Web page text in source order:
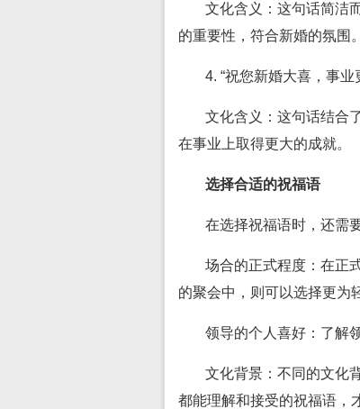
文化含义：这句话简洁
的重要性，符合新婚的氛围。
4. “祝您新婚大喜，事业
文化含义：这句话结合
在事业上取得更大的成就。
选择合适的祝福语
在选择祝福语时，还需
场合的正式程度：在正
的聚会中，则可以选择更为
领导的个人喜好：了解
文化背景：不同的文化
都能理解和接受的祝福语，